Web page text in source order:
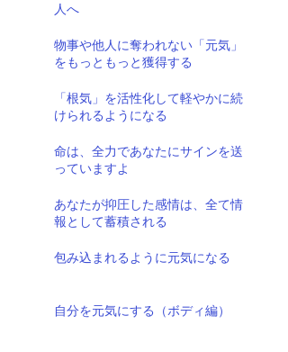
人へ
物事や他人に奪われない「元気」
をもっともっと獲得する
「根気」を活性化して軽やかに続
けられるようになる
命は、全力であなたにサインを送
っていますよ
あなたが抑圧した感情は、全て情
報として蓄積される
包み込まれるように元気になる
自分を元気にする（ボディ編）